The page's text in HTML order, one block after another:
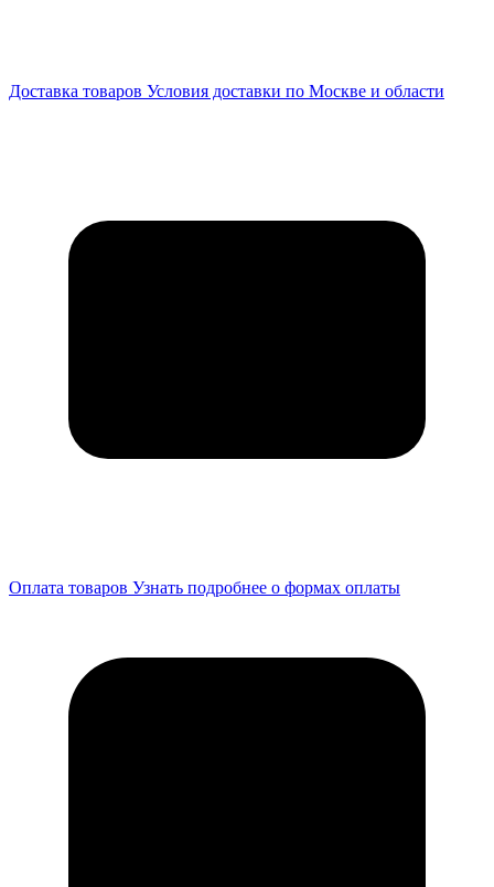
Доставка товаров Условия доставки по Москве и области
Оплата товаров Узнать подробнее о формах оплаты